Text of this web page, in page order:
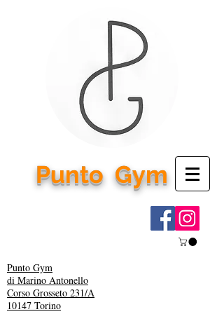
PuntoGym
Punto Gym
di Marino Antonello
Corso Grosseto 231/A
10147 Torino